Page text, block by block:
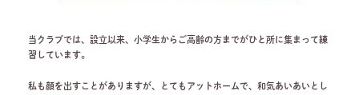
当クラブでは、設立以来、小学生からご高齢の方までがひと所に集まって練
習しています。
私も顔を出すことがありますが、とてもアットホームで、和気あいあいとし